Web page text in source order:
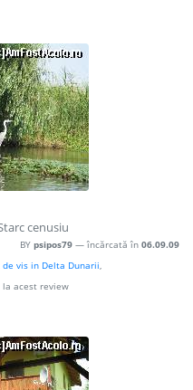
cenusiu
BY psipos79 — încărcată în 06.09.09
vis in Delta Dunarii,
la acest review